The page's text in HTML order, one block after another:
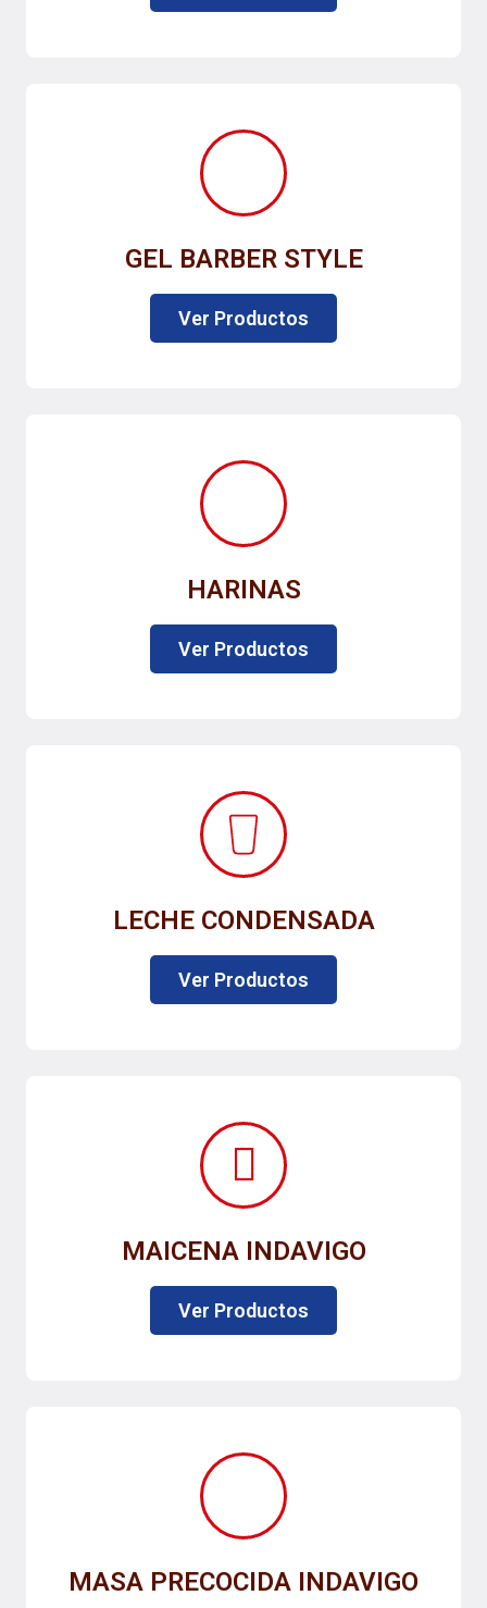
GEL BARBER STYLE
Ver Productos
HARINAS
Ver Productos
LECHE CONDENSADA
Ver Productos
MAICENA INDAVIGO
Ver Productos
MASA PRECOCIDA INDAVIGO